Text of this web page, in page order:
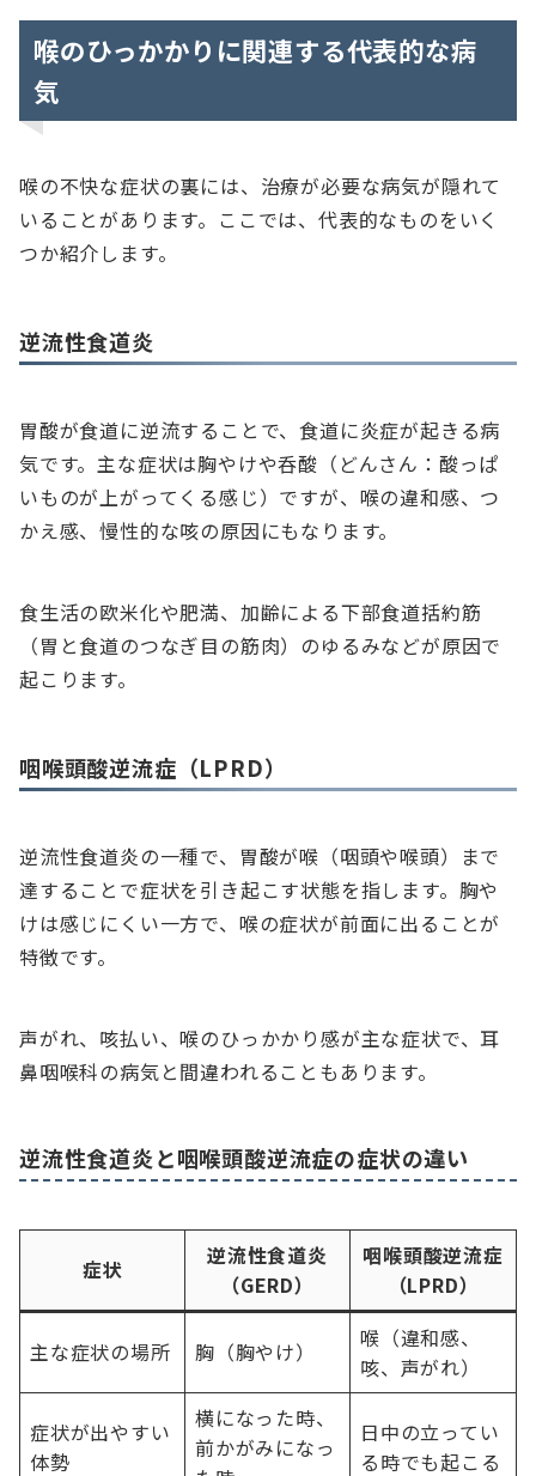
喉のひっかかりに関連する代表的な病
気
喉の不快な症状の裏には、治療が必要な病気が隠れて
いることがあります。ここでは、代表的なものをいく
つか紹介します。
逆流性食道炎
胃酸が食道に逆流することで、食道に炎症が起きる病
気です。主な症状は胸やけや呑酸（どんさん：酸っぱ
いものが上がってくる感じ）ですが、喉の違和感、つ
かえ感、慢性的な咳の原因にもなります。
食生活の欧米化や肥満、加齢による下部食道括約筋
（胃と食道のつなぎ目の筋肉）のゆるみなどが原因で
起こります。
咽喉頭酸逆流症（LPRD）
逆流性食道炎の一種で、胃酸が喉（咽頭や喉頭）まで
達することで症状を引き起こす状態を指します。胸や
けは感じにくい一方で、喉の症状が前面に出ることが
特徴です。
声がれ、咳払い、喉のひっかかり感が主な症状で、耳
鼻咽喉科の病気と間違われることもあります。
逆流性食道炎と咽喉頭酸逆流症の症状の違い
症状
逆流性食道炎
（GERD）
咽喉頭酸逆流症
（LPRD）
主な症状の場所 胸（胸やけ）
喉（違和感、
咳、声がれ）
症状が出やすい
体勢
横になった時、
前かがみになっ
日中の立ってい
る時でも起こる